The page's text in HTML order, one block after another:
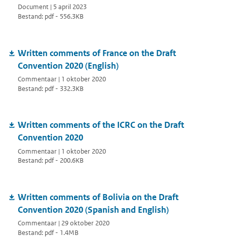
Document | 5 april 2023
Bestand: pdf - 556.3KB
Written comments of France on the Draft
Convention 2020 (English)
Commentaar | 1 oktober 2020
Bestand: pdf - 332.3KB
Written comments of the ICRC on the Draft
Convention 2020
Commentaar | 1 oktober 2020
Bestand: pdf - 200.6KB
Written comments of Bolivia on the Draft
Convention 2020 (Spanish and English)
Commentaar | 29 oktober 2020
Bestand: pdf - 1.4MB